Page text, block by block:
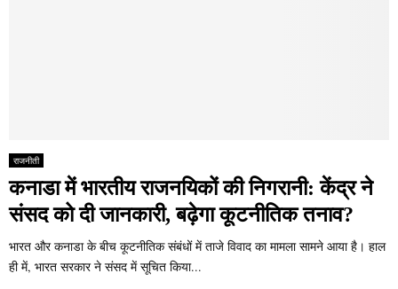
राजनीती
कनाडा में भारतीय राजनयिकों की निगरानी: केंद्र ने
संसद को दी जानकारी, बढ़ेगा कूटनीतिक तनाव?
भारत और कनाडा के बीच कूटनीतिक संबंधों में ताजे विवाद का मामला सामने आया है। हाल
ही में, भारत सरकार ने संसद में सूचित किया...